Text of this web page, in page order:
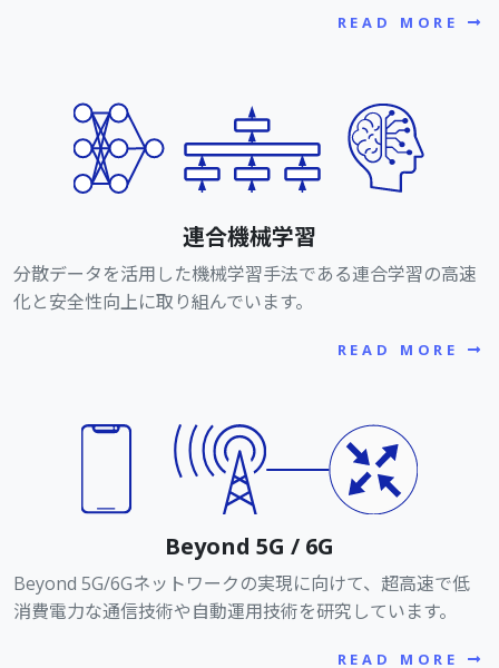
READ MORE
連合機械学習
分散データを活用した機械学習手法である連合学習の高速
化と安全性向上に取り組んでいます。
READ MORE
Beyond 5G / 6G
Beyond 5G/6Gネットワークの実現に向けて、超高速で低
消費電力な通信技術や自動運用技術を研究しています。
READ MORE